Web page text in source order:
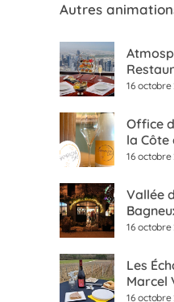
Autres
16 octobre
Office
la Côte
16 octobre
Vallée
16 octobre
Les
Marcel
16 octobre